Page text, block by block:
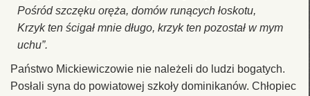
Pośród szczęku oręża, domów runących łoskotu,
Krzyk ten ścigał mnie długo, krzyk ten pozostał w mym
uchu”.
Państwo Mickiewiczowie nie należeli do ludzi bogatych.
Posłali syna do powiatowej szkoły dominikanów. Chłopiec